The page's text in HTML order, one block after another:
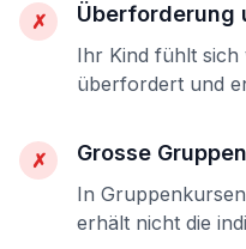
✗ Überforderung
Ihr Kind fühlt sich
überfordert und
✗ Grosse
In
erhält nicht die